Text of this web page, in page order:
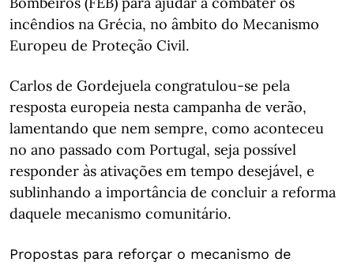
incêndios na Grécia, no âmbito do Mecanismo
Europeu de Proteção Civil.
Carlos de Gordejuela congratulou-se pela
resposta europeia nesta campanha de verão,
lamentando que nem sempre, como aconteceu
no ano passado com Portugal, seja possível
responder às ativações em tempo desejável, e
sublinhando a importância de concluir a reforma
daquele mecanismo comunitário.
Propostas para reforçar o mecanismo de